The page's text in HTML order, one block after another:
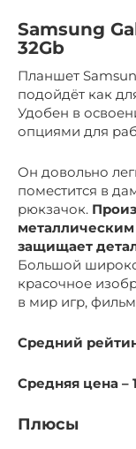
Samsung
32Gb
Планшет
подойдёт как
Удобен в
опциями для
Он довольно
поместится в
рюкзачок.
защищает
Большой
красочное
в мир игр,
Средний
Средняя цена –
Плюсы